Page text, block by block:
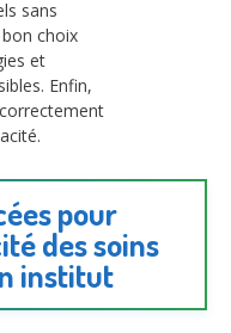
sans
choix
et
Enfin,
pour
des soins
institut